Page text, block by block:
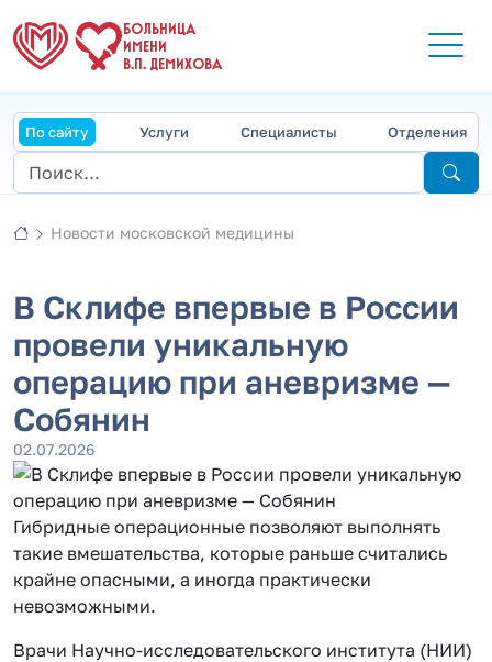
БОЛЬНИЦА
ИМЕНИ
В.П. ДЕМИХОВА
По сайту Услуги Специалисты Отделения
Новости московской медицины
В Склифе впервые в России
провели уникальную
операцию при аневризме —
Собянин
02.07.2026
Гибридные операционные позволяют выполнять
такие вмешательства, которые раньше считались
крайне опасными, а иногда практически
невозможными.
Врачи Научно-исследовательского института (НИИ)